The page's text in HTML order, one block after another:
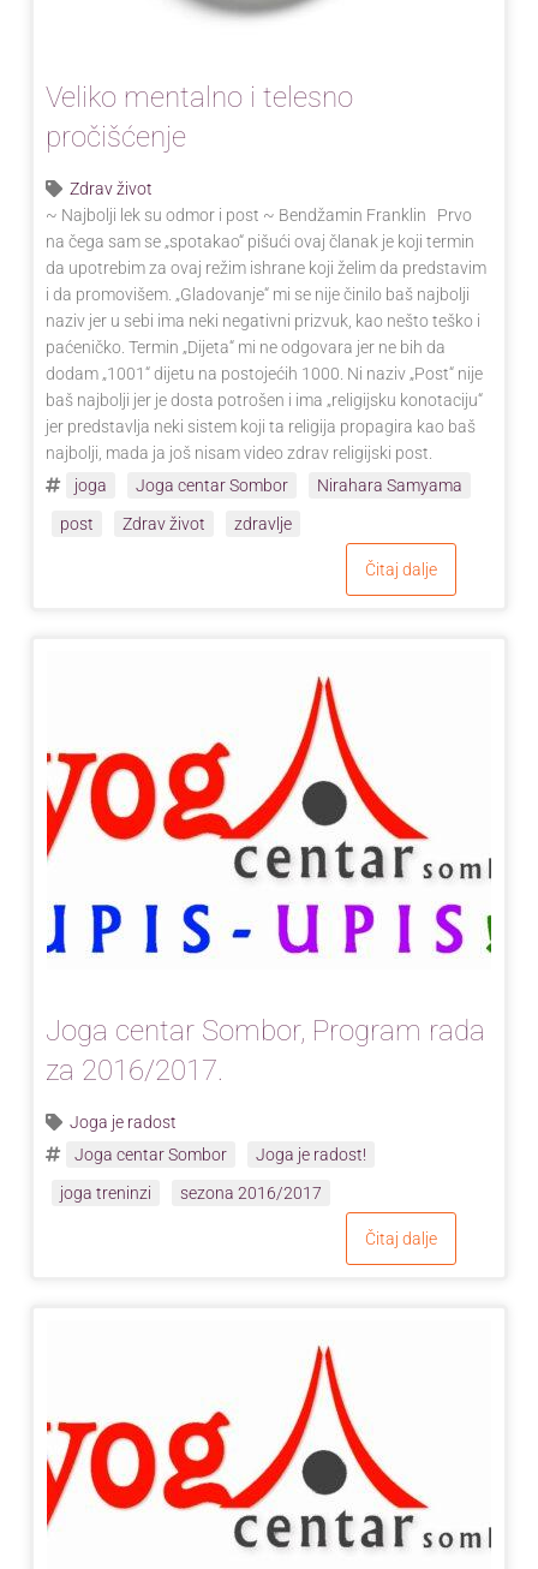
Veliko mentalno i telesno
pročišćenje
Zdrav život
~ Najbolji lek su odmor i post ~ Bendžamin Franklin Prvo
na čega sam se „spotakao“ pišući ovaj članak je koji termin
da upotrebim za ovaj režim ishrane koji želim da predstavim
i da promovišem. „Gladovanje“ mi se nije činilo baš najbolji
naziv jer u sebi ima neki negativni prizvuk, kao nešto teško i
paćeničko. Termin „Dijeta“ mi ne odgovara jer ne bih da
dodam „1001“ dijetu na postojećih 1000. Ni naziv „Post“ nije
baš najbolji jer je dosta potrošen i ima „religijsku konotaciju“
jer predstavlja neki sistem koji ta religija propagira kao baš
najbolji, mada ja još nisam video zdrav religijski post.
joga
Joga centar Sombor
Nirahara Samyama
post
Zdrav život zdravlje
Čitaj dalje
Joga centar Sombor, Program rada
za 2016/2017.
Joga je radost
Joga centar Sombor
Joga je radost!
joga treninzi
sezona 2016/2017
Čitaj dalje